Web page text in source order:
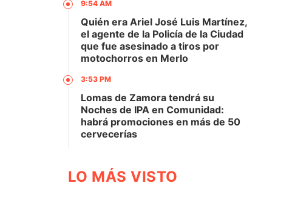
9:54 AM
Quién era Ariel José Luis Martínez,
el agente de la Policía de la Ciudad
que fue asesinado a tiros por
motochorros en Merlo
3:53 PM
Lomas de Zamora tendrá su
Noches de IPA en Comunidad:
habrá promociones en más de 50
cervecerías
LO MÁS VISTO